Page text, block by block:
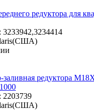
редуктора для
3233942,3234414
редуктора
2203739